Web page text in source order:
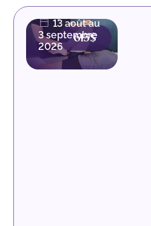
615$
Présentiel
13 août au
3 septembre
2026